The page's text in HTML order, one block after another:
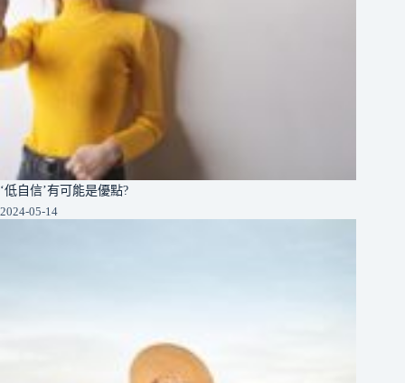
‘低自信’有可能是優點?
2024-05-14